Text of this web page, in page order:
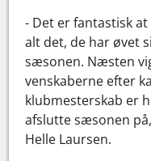
- Det er fantastisk
alt det, de har øvet
sæsonen. Næsten
venskaberne efter
klubmesterskab er
afslutte sæsonen
Helle Laursen.